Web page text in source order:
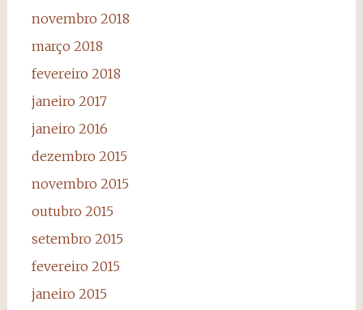
novembro 2018
março 2018
fevereiro 2018
janeiro 2017
janeiro 2016
dezembro 2015
novembro 2015
outubro 2015
setembro 2015
fevereiro 2015
janeiro 2015